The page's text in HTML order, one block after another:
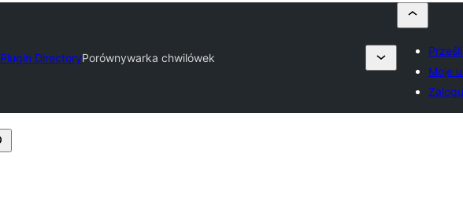
Plugin DirectoryPorównywarka chwilówek
Moje